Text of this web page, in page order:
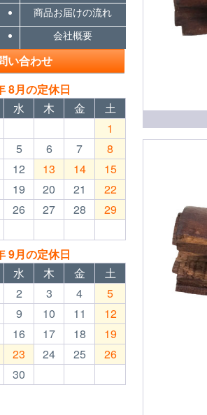
商品お届けの流れ
会社概要
い合わせ
8月の定休日
水 木 金
土
1
5 6 7
8
12 13 14
15
19 20 21
22
26 27 28
29
9月の定休日
水 木 金
土
2 3 4
5
9 10 11
12
16 17 18
19
23 24 25
26
30